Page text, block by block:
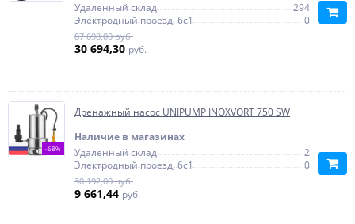
Удаленный склад
294
Электродный проезд, 6с1
0
87 698,00 руб.
30 694,30 руб.
-68%
Дренажный насос UNIPUMP INOXVORT 750 SW
Наличие в магазинах
Удаленный склад
2
Электродный проезд, 6с1
0
30 192,00 руб.
9 661,44 руб.